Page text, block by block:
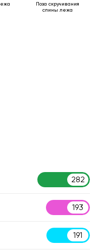
Поза скручивания
спины лежа
282
193
191